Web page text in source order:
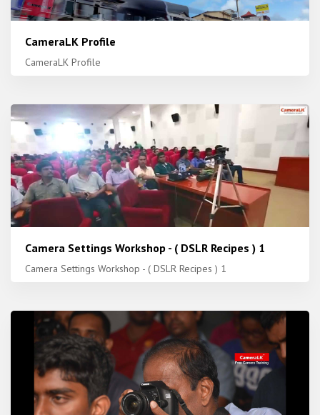
CameraLK Profile
CameraLK Profile
Camera Settings Workshop - ( DSLR Recipes ) 1
Camera Settings Workshop - ( DSLR Recipes ) 1